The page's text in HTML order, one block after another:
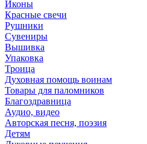
Иконы
Красные свечи
Рушники
Сувениры
Вышивка
Упаковка
Троица
Духовная помощь воинам
Товары для паломников
Благоздравница
Аудио, видео
Авторская песня, поэзия
Детям